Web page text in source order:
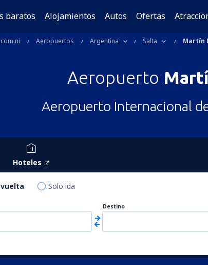
baratos Alojamientos Autos Ofertas
Aeropuertos Argentina Salta Martín
Aeropuerto
Aeropuerto Internacional
Hoteles
Solo ida
Destino